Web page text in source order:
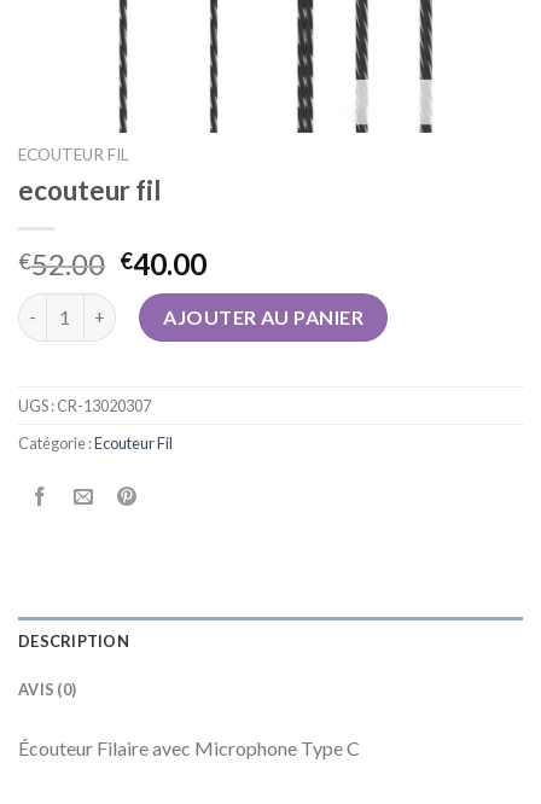
ECOUTEUR FIL
ecouteur fil
€52.00 €40.00
quantité de ecouteur filAJOUTER AU PANIER
UGS :CR-13020307
Catégorie :Ecouteur Fil
DESCRIPTION
AVIS (0)
Écouteur Filaire avec Microphone Type C